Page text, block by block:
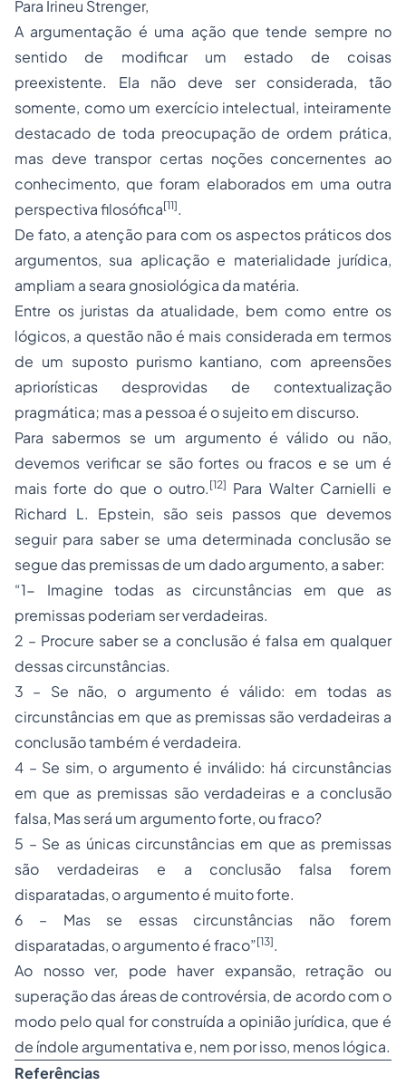
Para Irineu Strenger,
A argumentação é uma ação que tende sempre no
sentido de modificar um estado de coisas
preexistente. Ela não deve ser considerada, tão
somente, como um exercício intelectual, inteiramente
destacado de toda preocupação de ordem prática,
mas deve transpor certas noções concernentes ao
conhecimento, que foram elaborados em uma outra
perspectiva filosófica[11].
De fato, a atenção para com os aspectos práticos dos
argumentos, sua aplicação e materialidade jurídica,
ampliam a seara gnosiológica da matéria.
Entre os juristas da atualidade, bem como entre os
lógicos, a questão não é mais considerada em termos
de um suposto purismo kantiano, com apreensões
apriorísticas desprovidas de contextualização
pragmática; mas a pessoa é o sujeito em discurso.
Para sabermos se um argumento é válido ou não,
devemos verificar se são fortes ou fracos e se um é
mais forte do que o outro. [12] Para Walter Carnielli e
Richard L. Epstein, são seis passos que devemos
seguir para saber se uma determinada conclusão se
segue das premissas de um dado argumento, a saber:
“1- Imagine todas as circunstâncias em que as
premissas poderiam ser verdadeiras.
2 – Procure saber se a conclusão é falsa em qualquer
dessas circunstâncias.
3 – Se não, o argumento é válido: em todas as
circunstâncias em que as premissas são verdadeiras a
conclusão também é verdadeira.
4 – Se sim, o argumento é inválido: há circunstâncias
em que as premissas são verdadeiras e a conclusão
falsa, Mas será um argumento forte, ou fraco?
5 – Se as únicas circunstâncias em que as premissas
são verdadeiras e a conclusão falsa forem
disparatadas, o argumento é muito forte.
6 – Mas se essas circunstâncias não forem
disparatadas, o argumento é fraco”[13].
Ao nosso ver, pode haver expansão, retração ou
superação das áreas de controvérsia, de acordo com o
modo pelo qual for construída a opinião jurídica, que é
de índole argumentativa e, nem por isso, menos lógica.
Referências